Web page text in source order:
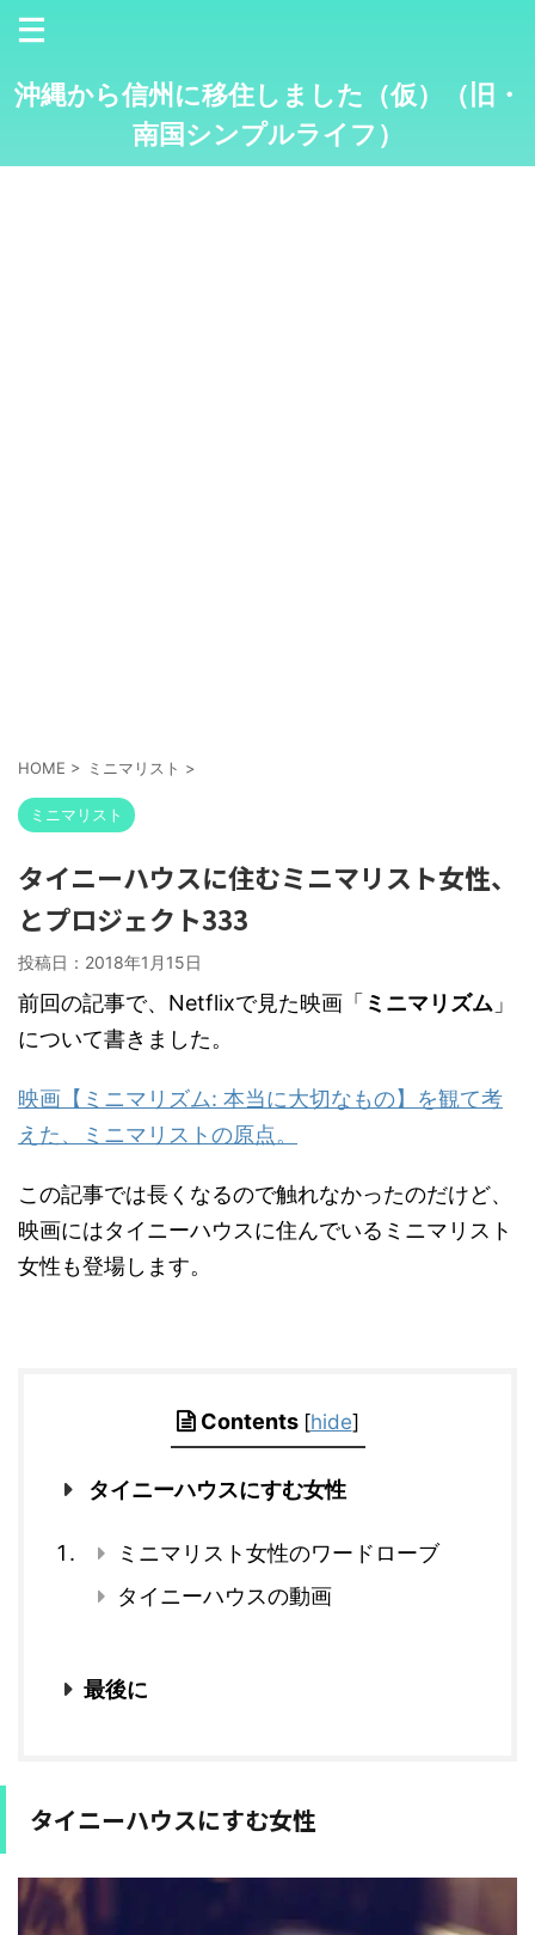
沖縄から信州に移住しました（仮）（旧・
南国シンプルライフ）
HOME > ミニマリスト >
ミニマリスト
タイニーハウスに住むミニマリスト女性、
とプロジェクト333
投稿日： 2018年1月15日
前回の記事で、Netflixで見た映画「 ミニマリズム 」
について書きました。
映画【ミニマリズム: 本当に大切なもの】を観て考
えた、ミニマリストの原点。
この記事では長くなるので触れなかったのだけど、
映画にはタイニーハウスに住んでいるミニマリスト
女性も登場します。
Contents [hide]
タイニーハウスにすむ女性
ミニマリスト女性のワードローブ
タイニーハウスの動画
最後に
タイニーハウスにすむ女性